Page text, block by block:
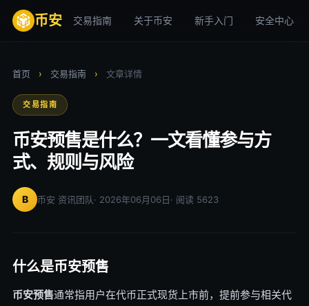
币安 交易指南 关于币安 新手入门 安全中心
首页 › 交易指南 › 文章详情
交易指南
币安预售是什么？一文看懂参与方
式、规则与风险
B 币安 资讯团队· 2026年06月06日· 阅读 5623
什么是币安预售
币安预售通常指用户在代币正式现货上市前，提前参与相关代